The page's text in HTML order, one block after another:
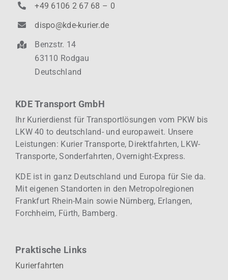
+49 6106 2 67 68 – 0
dispo@kde-kurier.de
Benzstr. 14
63110 Rodgau
Deutschland
KDE Transport GmbH
Ihr Kurierdienst für Transportlösungen vom PKW bis
LKW 40 to deutschland- und europaweit. Unsere
Leistungen: KurierTransporte, Direktfahrten, LKW-
Transporte, Sonderfahrten, Overnight-Express.
KDE ist in ganz Deutschland und Europa für Sie da.
Mit eigenen Standorten in den Metropolregionen
Frankfurt Rhein-Main sowie Nürnberg, Erlangen,
Forchheim, Fürth, Bamberg.
Praktische Links
Kurierfahrten